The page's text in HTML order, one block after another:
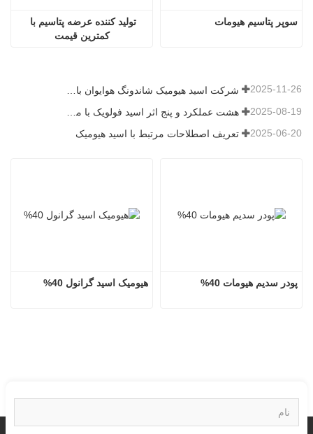
کمترین قیمت
سوپر پتاسیم هیومات
2025-11-26
2025-08-19
تعریف اصطلاحات مرتبط با اسید هیومیک 2025-06-20
هیومیک اسید گرانول 40% پودر سدیم هیومات 40%